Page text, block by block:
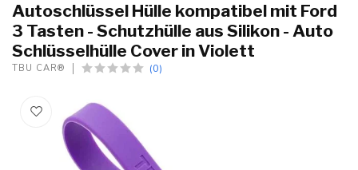
Autoschlüssel Hülle kompatibel mit Ford
3 Tasten - Schutzhülle aus Silikon - Auto
Schlüsselhülle Cover in Violett
TBU CAR® (0)